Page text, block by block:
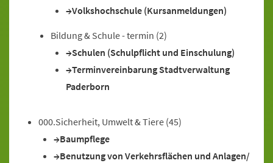
Volkshochschule (Kursanmeldungen)
Bildung & Schule - termin (2)
Schulen (Schulpflicht und Einschulung)
Terminvereinbarung Stadtverwaltung
Paderborn
000.Sicherheit, Umwelt & Tiere (45)
Baumpflege
Benutzung von Verkehrsflächen und Anlagen/